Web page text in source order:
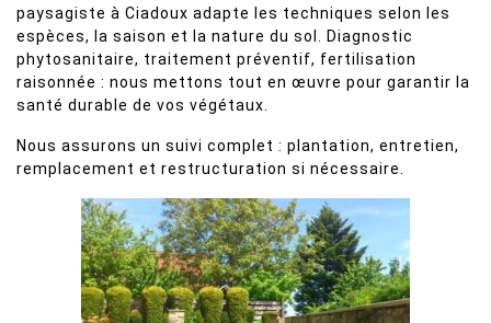
paysagiste à Ciadoux adapte les techniques selon les
espèces, la saison et la nature du sol. Diagnostic
phytosanitaire, traitement préventif, fertilisation
raisonnée : nous mettons tout en œuvre pour garantir la
santé durable de vos végétaux.
Nous assurons un suivi complet : plantation, entretien,
remplacement et restructuration si nécessaire.